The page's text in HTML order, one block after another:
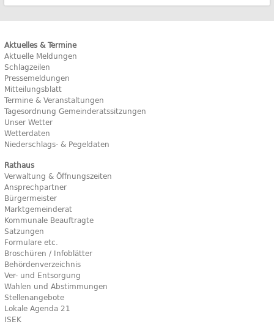
Aktuelles & Termine
Aktuelle Meldungen
Schlagzeilen
Pressemeldungen
Mitteilungsblatt
Termine & Veranstaltungen
Tagesordnung Gemeinderatssitzungen
Unser Wetter
Wetterdaten
Niederschlags- & Pegeldaten
Rathaus
Verwaltung & Öffnungszeiten
Ansprechpartner
Bürgermeister
Marktgemeinderat
Kommunale Beauftragte
Satzungen
Formulare etc.
Broschüren / Infoblätter
Behördenverzeichnis
Ver- und Entsorgung
Wahlen und Abstimmungen
Stellenangebote
Lokale Agenda 21
ISEK